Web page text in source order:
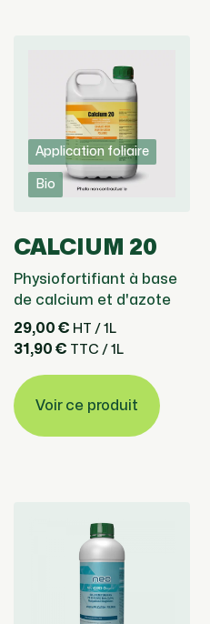
Application foliaire
Bio
CALCIUM 20
Physiofortifiant à base
de calcium et d'azote
29,00 € HT / 1L
31,90 € TTC / 1L
Voir ce produit